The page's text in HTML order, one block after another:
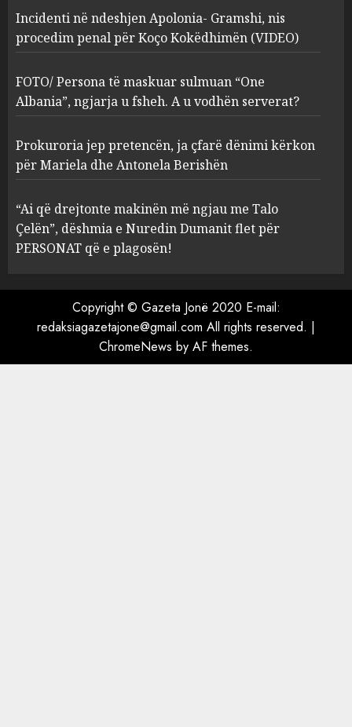
3
FOTO/ Persona të maskuar
sulmuan “One Albania”,
ngjarja u fsheh. A u vodhën
serverat?
MARCH 25, 2025
4
Prokuroria jep pretencën, ja
çfarë dënimi kërkon për
Berishën
MARCH 25, 2025
ngjau me Talo Çelën”,
dëshmia e Nuredin Dumanit
flet për PERSONAT që e
plagosën!
Incidenti në ndeshjen Apolonia- Gramshi, nis
procedim penal për Koço Kokëdhimën (VIDEO)
FOTO/ Persona të maskuar sulmuan “One
Albania”, ngjarja u fsheh. A u vodhën serverat?
Prokuroria jep pretencën, ja çfarë dënimi kërkon
për Mariela dhe Antonela Berishën
“Ai që drejtonte makinën më ngjau me Talo
Çelën”, dëshmia e Nuredin Dumanit flet për
PERSONAT që e plagosën!
Copyright © Gazeta Jonë 2020 E-mail:
redaksiagazetajone@gmail.com All rights reserved. |
ChromeNews by AF themes.